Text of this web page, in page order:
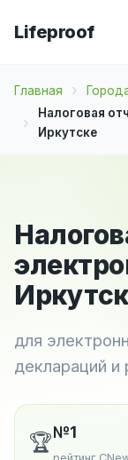
Lifeproof
Главная
Налоговая
Иркутске
для
деклараций и
🏆№1